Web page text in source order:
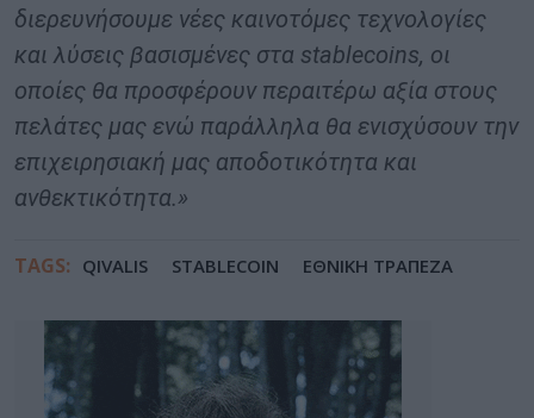
διερευνήσουμε νέες καινοτόμες τεχνολογίες
και λύσεις βασισμένες στα stablecoins, οι
οποίες θα προσφέρουν περαιτέρω αξία στους
πελάτες μας ενώ παράλληλα θα ενισχύσουν την
επιχειρησιακή μας αποδοτικότητα και
ανθεκτικότητα.»
TAGS: QIVALIS STABLECOIN ΕΘΝΙΚΗ ΤΡΑΠΕΖΑ